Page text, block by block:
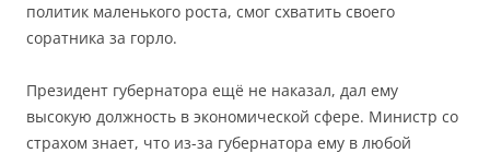
политик маленького роста, смог схватить своего
соратника за горло.
Президент губернатора ещё не наказал, дал ему
высокую должность в экономической сфере. Министр со
страхом знает, что из-за губернатора ему в любой